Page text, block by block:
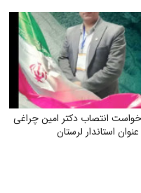
انتصاب دکتر امین چراغی
استاندار لرستان